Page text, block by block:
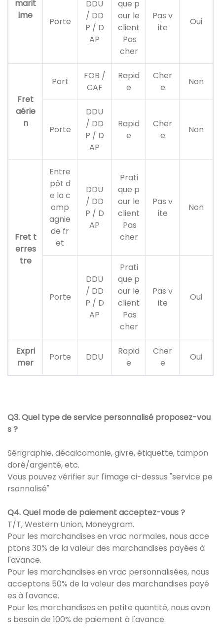
marit
ime
Porte
DDU
/ DD
P / D
AP
que p
our le
client
Pas
cher
Pas v
ite
Oui
Fret
aérie
n
Port
FOB /
CAF
Rapid
e
Cher
e
Non
Porte
DDU
/ DD
P / D
AP
Rapid
e
Cher
e
Non
Fret t
erres
tre
Entre
pôt d
e la c
omp
agnie
de fr
et
DDU
/ DD
P / D
AP
Prati
que p
our le
client
Pas
cher
Pas v
ite
Non
Porte
DDU
/ DD
P / D
AP
Prati
que p
our le
client
Pas
cher
Pas v
ite
Oui
Expri
mer
Porte DDU
Rapid
e
Cher
e
Oui
Q3. Quel type de service personnalisé proposez-vou
s ?
Sérigraphie, décalcomanie, givre, étiquette, tampon
doré/argenté, etc.
Vous pouvez vérifier sur l'image ci-dessus "service pe
rsonnalisé"
Q4. Quel mode de paiement acceptez-vous ?
T/T, Western Union, Moneygram.
Pour les marchandises en vrac normales, nous acce
ptons 30% de la valeur des marchandises payées à
l'avance.
Pour les marchandises en vrac personnalisées, nous
acceptons 50% de la valeur des marchandises payé
es à l'avance.
Pour les marchandises en petite quantité, nous avon
s besoin de 100% de paiement à l'avance.